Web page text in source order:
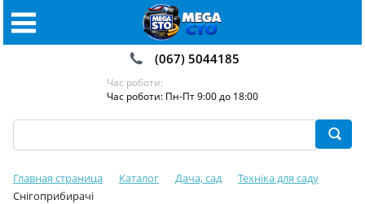
(067) 5044185
Час роботи:
Час роботи: Пн-Пт 9:00 до 18:00
Главная страница Каталог Дача, сад
Техніка для саду
Снігоприбирачі